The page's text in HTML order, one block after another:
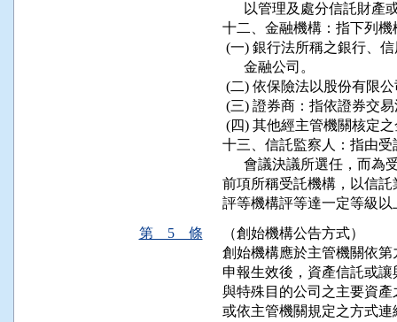
以管理及處分信託財
十二、金融機構：指下列機
(一) 銀行法所稱之銀行、
      金融公司。
(二) 依保險法以股份有限
(三) 證券商：指依證券交
(四) 其他經主管機關核定
十三、信託監察人：指由
會議決議所選任，而
前項所稱受託機構，以信
第 5 條
（創始機構公告方式）
創始機構應於主管機關依
申報生效後，資產信託或
與特殊目的公司之主要資
或依主管機關規定之方式連